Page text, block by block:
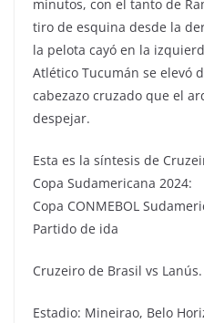
minutos, con el tanto de
tiro de esquina desde la
la pelota cayó en la
Atlético Tucumán se elevó
cabezazo cruzado que el
despejar.
Esta es la síntesis de
Copa Sudamericana 2024:
Copa CONMEBOL
Partido de ida
Cruzeiro de Brasil vs Lanús.
Estadio: Mineirao, Belo